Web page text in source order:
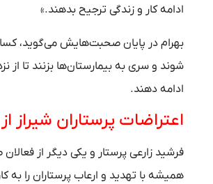
ادامه کار و زندگی ترجیح بدهند.»
بهرام در پایان صحبت‌هایش می‌گوید،
شوند و سری به بیمارستان‌ها بزنند تا از
ادامه دهند.
اعتراضات پرستاران شیراز از 1401 شروع شد
فرشید زارعی پرستار و یکی دیگر از فعالان
همیشه با تهدید و ارعاب پرستاران را به